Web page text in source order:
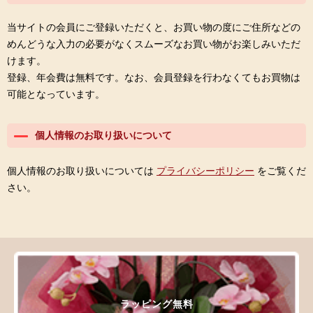
当サイトの会員にご登録いただくと、お買い物の度にご住所などの
めんどうな入力の必要がなくスムーズなお買い物がお楽しみいただ
けます。
登録、年会費は無料です。なお、会員登録を行わなくてもお買物は
可能となっています。
個人情報のお取り扱いについて
個人情報のお取り扱いについては プライバシーポリシー をご覧くだ
さい。
ラッピング無料